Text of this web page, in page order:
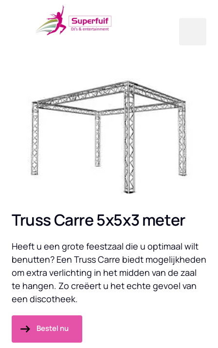
Truss Carre 5x5x3 meter
Heeft u een grote feestzaal die u optimaal wilt
benutten? Een Truss Carre biedt mogelijkheden
om extra verlichting in het midden van de zaal
te hangen. Zo creëert u het echte gevoel van
een discotheek.
Bestel nu